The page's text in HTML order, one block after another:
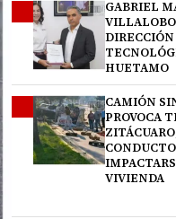
GABRIEL
HUETAMO
CAMIÓN
PROVOCA
VIVIENDA